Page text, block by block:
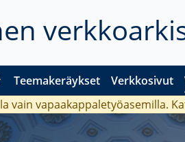
Teemakeräykset Verkkosivut
vain vapaakappaletyöasemilla.